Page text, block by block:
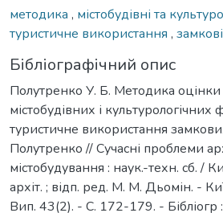
методика , містобудівні та
туристичне використання ,
Бібліографічний опис
Полутренко У. Б. Методика
містобудівних і культурологічних
туристичне використання
Полутренко // Сучасні проблеми
містобудування : наук.-техн. сб. /
архіт. ; відп. ред. М. М. Дьомін. -
Вип. 43(2). - С. 172-179. - Бібліогр